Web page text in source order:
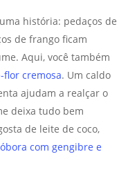
história: pedaços de
de frango ficam
Aqui, você também
flor cremosa. Um caldo
ajudam a realçar o
deixa tudo bem
de leite de coco,
com gengibre e